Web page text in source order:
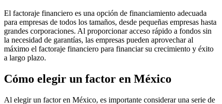
El factoraje financiero es una opción de financiamiento adecuada
para empresas de todos los tamaños, desde pequeñas empresas hasta
grandes corporaciones. Al proporcionar acceso rápido a fondos sin
la necesidad de garantías, las empresas pueden aprovechar al
máximo el factoraje financiero para financiar su crecimiento y éxito
a largo plazo.
Cómo elegir un factor en México
Al elegir un factor en México, es importante considerar una serie de